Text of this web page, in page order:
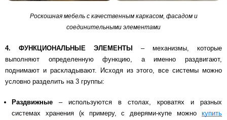
Роскошная мебель с качественным каркасом, фасадом и
соединительными элементами
4. ФУНКЦИОНАЛЬНЫЕ ЭЛЕМЕНТЫ – механизмы, которые
выполняют определенную функцию, а именно раздвигают,
поднимают и раскладывают. Исходя из этого, все системы можно
условно разделить на 3 группы:
Раздвижные – используются в столах, кроватях и разных
системах хранения (к примеру, с дверями-купе можно купить